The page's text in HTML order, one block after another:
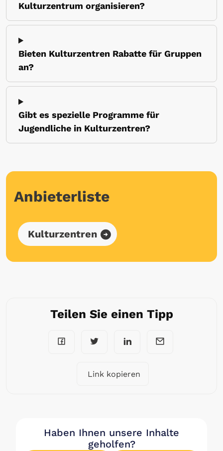
Kulturzentrum organisieren?
Bieten Kulturzentren Rabatte für Gruppen
an?
Gibt es spezielle Programme für
Jugendliche in Kulturzentren?
Anbieterliste
Kulturzentren
Teilen Sie einen Tipp
Link kopieren
Haben Ihnen unsere Inhalte
geholfen?